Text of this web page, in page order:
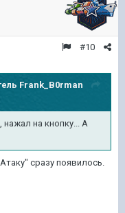
#10
Frank_B0rman
на кнопку... А
сразу появилось.